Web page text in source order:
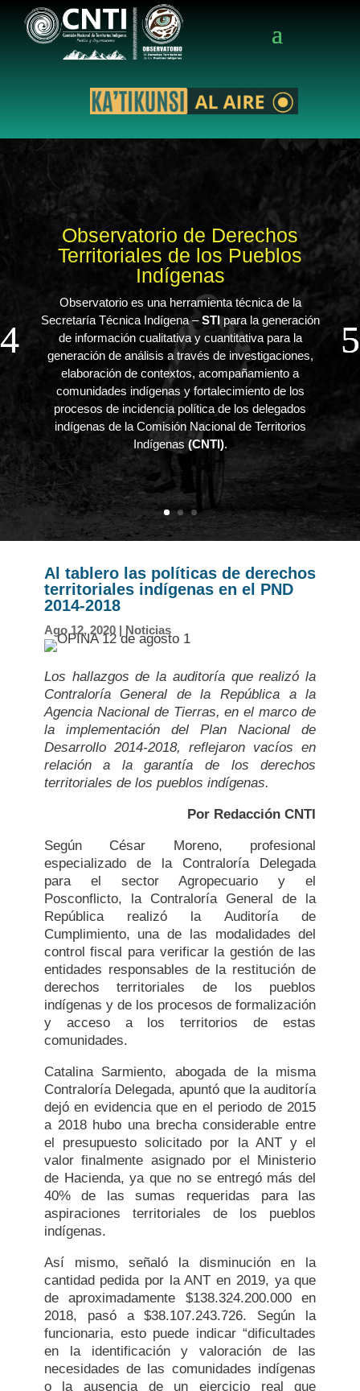
Secretario Técnico Indígena CNTI
Ricardo Camilo Niño Izquierdo es líder del pueblo indígena
Arhuaco, ecólogo y magíster en Desarrollo Rural de la
Pontificia Universidad Javeriana. Hace parte de la
Confederación Indígena Tayrona (CIT) y desde 2013 fue
delegado por la CIT como secretario técnico de la Comisión
Nacional de Territorios Indígenas.
Desde pequeño, el liderazgo estuvo presente en su vida.
Con su padre, el también líder Sakuku Mayor, José Camilo
Niño, tuvo el ejemplo de autoridad siempre cerca y aprendió
a involucrarse de manera activa, a escuchar y a trabajar,
por y para la comunidad. Su trabajo por la defensa de los
derechos, el proceso adelantado en su comunidad y su
perfil profesional, lo llevaron a ser designado para el rol que
actualmente ejerce en la CNTI.
Concer más
Al tablero las políticas de derechos
territoriales indígenas en el PND
2014-2018
Ago 12, 2020| Noticias
Los hallazgos de la auditoría que realizó la
Contraloría General de la República a la
Agencia Nacional de Tierras, en el marco de
la implementación del Plan Nacional de
Desarrollo 2014-2018, reflejaron vacíos en
relación a la garantía de los derechos
territoriales de los pueblos indígenas.
Por Redacción CNTI
Según César Moreno, profesional
especializado de la Contraloría Delegada
para el sector Agropecuario y el
Posconflicto, la Contraloría General de la
República realizó la Auditoría de
Cumplimiento, una de las modalidades del
control fiscal para verificar la gestión de las
entidades responsables de la restitución de
derechos territoriales de los pueblos
indígenas y de los procesos de formalización
y acceso a los territorios de estas
comunidades.
Catalina Sarmiento, abogada de la misma
Contraloría Delegada, apuntó que la auditoría
dejó en evidencia que en el periodo de 2015
a 2018 hubo una brecha considerable entre
el presupuesto solicitado por la ANT y el
valor finalmente asignado por el Ministerio
de Hacienda, ya que no se entregó más del
40% de las sumas requeridas para las
aspiraciones territoriales de los pueblos
indígenas.
Así mismo, señaló la disminución en la
cantidad pedida por la ANT en 2019, ya que
de aproximadamente $138.324.200.000 en
2018, pasó a $38.107.243.726. Según la
funcionaria, esto puede indicar “dificultades
en la identificación y valoración de las
necesidades de las comunidades indígenas
o la ausencia de un ejercicio real que